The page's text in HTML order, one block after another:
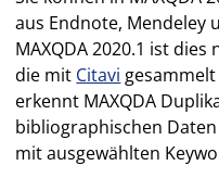
aus Endnote,
MAXQDA 2020.1 ist
die mit Citavi
erkennt MAXQDA
bibliographischen
mit ausgewählten